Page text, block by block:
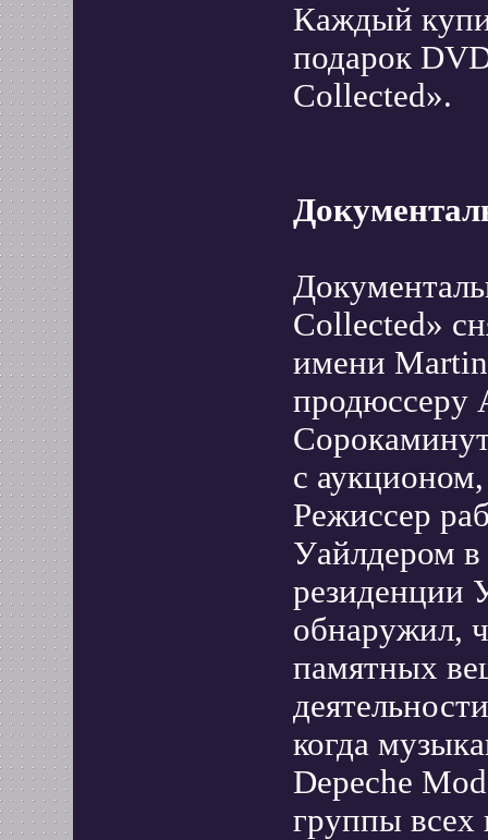
Каждый
подарок
Collected».
Collected»
имени
продюссеру
с
Режиссер
Уайлдером в
резиденции
обнаружил,
памятных
когда
Depeche
группы всех